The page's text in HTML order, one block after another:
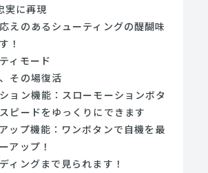
実に再現
えのあるシューティングの醍醐味
！
ィモード
その場復活
ョン機能：スローモーションボタ
ピードをゆっくりにできます
ップ機能：ワンボタンで自機を最
アップ！
ィングまで見られます！